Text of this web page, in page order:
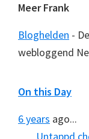
Meer Frank
Bloghelden -
webloggend
On this Day
6 years ago...